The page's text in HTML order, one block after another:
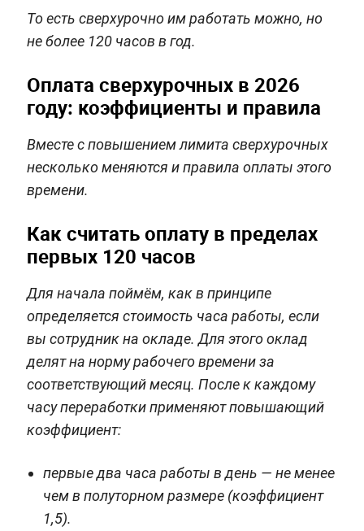
То есть сверхурочно им работать можно, но
не более 120 часов в год.
Оплата сверхурочных в 2026
году: коэффициенты и правила
Вместе с повышением лимита сверхурочных
несколько меняются и правила оплаты этого
времени.
Как считать оплату в пределах
первых 120 часов
Для начала поймём, как в принципе
определяется стоимость часа работы, если
вы сотрудник на окладе. Для этого оклад
делят на норму рабочего времени за
соответствующий месяц. После к каждому
часу переработки применяют повышающий
коэффициент:
первые два часа работы в день — не менее
чем в полуторном размере (коэффициент
1,5).